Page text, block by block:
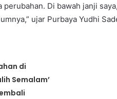
Di bawah janji
ujar Purbaya Yudhi
di
Semalam’